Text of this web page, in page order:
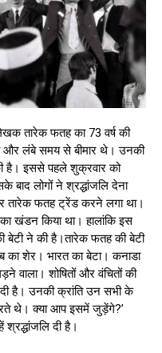
तारेक फतह का 73 वर्ष की
और लंबे समय से बीमार थे। उनकी
है। इससे पहले शुक्रवार को
लोगों ने श्रद्धांजलि देना
तारेक फतह ट्रेंड करने लगा था।
खंडन किया था। हालांकि इस
बेटी ने की है।तारेक फतह की बेटी
का शेर। भारत का बेटा। कनाडा
वाला। शोषितों और वंचितों की
है। उनकी क्रांति उन सभी के
थे। क्या आप इसमें जुड़ेंगे?’
दी है।